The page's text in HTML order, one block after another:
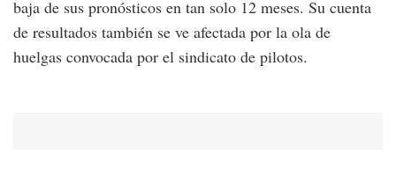
baja de sus pronósticos en tan solo 12 meses. Su cuenta
de resultados también se ve afectada por la ola de
huelgas convocada por el sindicato de pilotos.